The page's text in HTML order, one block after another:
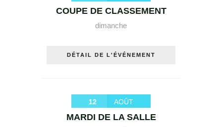
COUPE DE CLASSEMENT
dimanche
DÉTAIL DE L'ÉVÉNEMENT
12 AOÛT
MARDI DE LA SALLE